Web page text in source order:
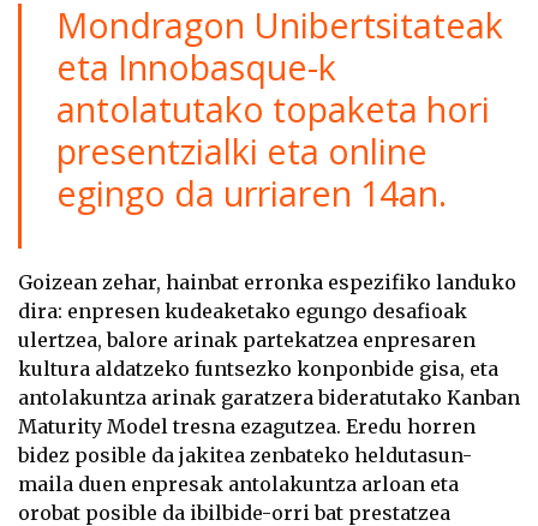
Mondragon Unibertsitateak
eta Innobasque-k
antolatutako topaketa hori
presentzialki eta online
egingo da urriaren 14an.
Goizean zehar, hainbat erronka espezifiko landuko
dira: enpresen kudeaketako egungo desafioak
ulertzea, balore arinak partekatzea enpresaren
kultura aldatzeko funtsezko konponbide gisa, eta
antolakuntza arinak garatzera bideratutako Kanban
Maturity Model tresna ezagutzea. Eredu horren
bidez posible da jakitea zenbateko heldutasun-
maila duen enpresak antolakuntza arloan eta
orobat posible da ibilbide-orri bat prestatzea